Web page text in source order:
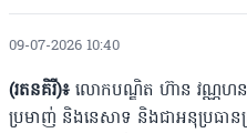
09-07-2026 10:40
(រតនគិរី)៖ លោកបណ្ឌិត ហ៊ាន វណ្ណហន រ
ប្រមាញ់ និងនេសាទ និងជាអនុប្រធានក្